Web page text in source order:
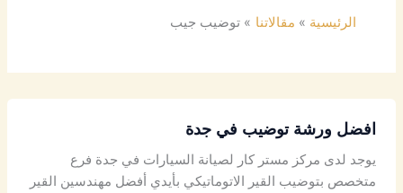
الرئيسية مقالاتنا توضيب جيب
افضل ورشة توضيب في جدة
يوجد لدى مركز مستر كار لصيانة السيارات في جدة فرع
متخصص بتوضيب القير الاتوماتيكي بأيدي أفضل مهندسين القير